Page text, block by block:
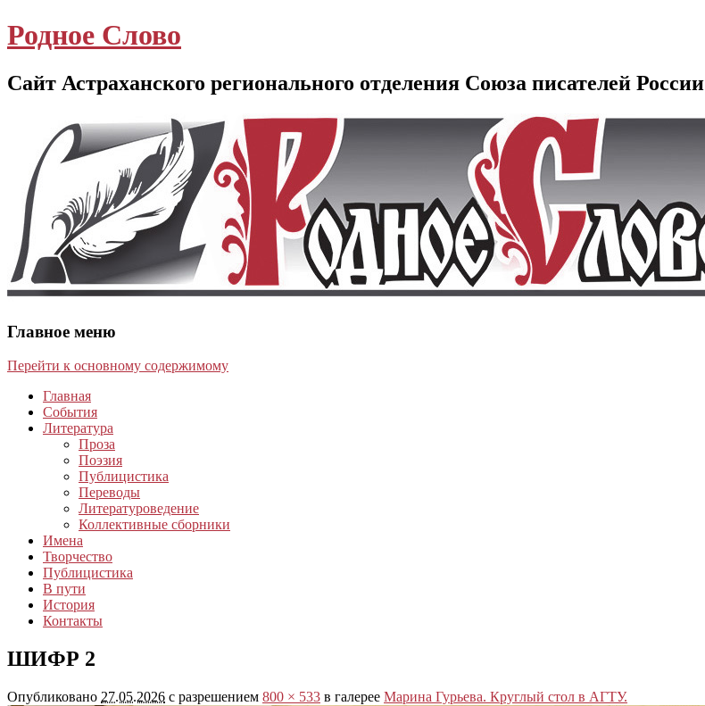
Родное Слово
Сайт Астраханского регионального отделения Союза писателей России
Главное меню
Перейти к основному содержимому
Главная
События
Литература
Проза
Поэзия
Публицистика
Переводы
Литературоведение
Коллективные сборники
Имена
Творчество
Публицистика
В пути
История
Контакты
ШИФР 2
Опубликовано 27.05.2026 с разрешением 800 × 533 в галерее Марина Гурьева. Круглый стол в АГТУ.